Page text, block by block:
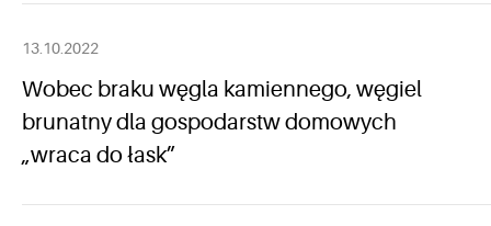
13.10.2022
Wobec braku węgla kamiennego, węgiel
brunatny dla gospodarstw domowych
„wraca do łask”